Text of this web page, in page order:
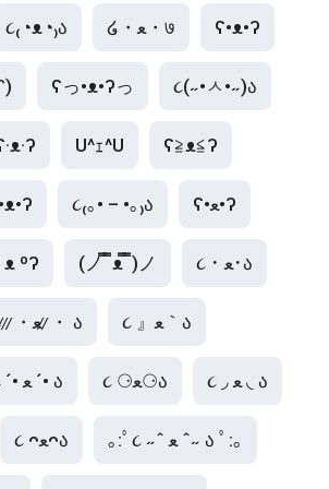
૮₍◔ᴥ◔₎ა ໒・ﻌ・७ ʕ•ᴥ•ʔ
ʕっ•ᴥ•ʔっ ૮(˶•ㅅ•˶)ა
U^ｪ^U ʕ≧ᴥ≦ʔ
૮₍｡• – •｡₎ა ʕ•ﻌ•ʔ
ᴥ ºʔ (ノ ̿ ̿ᴥ ̿ ̿)ノ ૮ ･ ﻌ･ა
૮ ̷ ̷ ̷・ﻌ ̷ ̷・ ა ૮ 』ﻌ｀ა
૮ ´• ﻌ ´• ა ૮ ⚆ﻌ⚆ა ૮ ◞ ﻌ ◟ ა
૮ ᴖﻌᴖა ｡:ﾟ૮ ˶ˆ ﻌ ˆ˶ ა ﾟ:｡